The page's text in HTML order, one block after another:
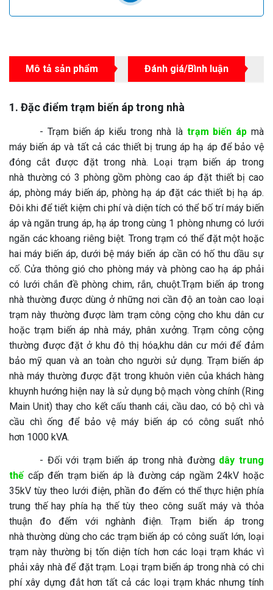
Mô tả sản phẩm Đánh giá/Bình luận
1. Đặc điểm trạm biến áp trong nhà
- Trạm biến áp kiểu trong nhà là trạm biến áp mà
máy biến áp và tất cả các thiết bị trung áp hạ áp để bảo vệ
đóng cắt được đặt trong nhà. Loại trạm biến áp trong
nhà thường có 3 phòng gồm phòng cao áp đặt thiết bị cao
áp, phòng máy biến áp, phòng hạ áp đặt các thiết bị hạ áp.
Đôi khi để tiết kiệm chi phí và diện tích có thể bố trí máy biến
áp và ngăn trung áp, hạ áp trong cùng 1 phòng nhưng có lưới
ngăn các khoang riêng biệt. Trong trạm có thể đặt một hoặc
hai máy biến áp, dưới bệ máy biến áp cần có hố thu dầu sự
cố. Cửa thông gió cho phòng máy và phòng cao hạ áp phải
có lưới chắn đề phòng chim, rắn, chuột.Trạm biến áp trong
nhà thường được dùng ở những nơi cần độ an toàn cao loại
trạm này thường được làm trạm công cộng cho khu dân cư
hoặc trạm biến áp nhà máy, phân xưởng. Trạm công cộng
thường được đặt ở khu đô thị hóa,khu dân cư mới để đảm
bảo mỹ quan và an toàn cho người sử dụng. Trạm biến áp
nhà máy thường được đặt trong khuôn viên của khách hàng
khuynh hướng hiện nay là sử dụng bộ mạch vòng chính (Ring
Main Unit) thay cho kết cấu thanh cái, cầu dao, có bộ chì và
cầu chì ống để bảo vệ máy biến áp có công suất nhỏ
hơn 1000 kVA.
- Đối với trạm biến áp trong nhà đường dây trung
thếcấp đến trạm biến áp là đường cáp ngầm 24kV hoặc
35kV tùy theo lưới điện, phần đo đếm có thể thực hiện phía
trung thế hay phía hạ thế tùy theo công suất máy và thỏa
thuận đo đếm với nghành điện. Trạm biến áp trong
nhà thường dùng cho các trạm biến áp có công suất lớn, loại
trạm này thường bị tốn diện tích hơn các loại trạm khác vì
phải xây nhà để đặt trạm. Loại trạm biến áp trong nhà có chi
phí xây dựng đắt hơn tất cả các loại trạm khác nhưng tính